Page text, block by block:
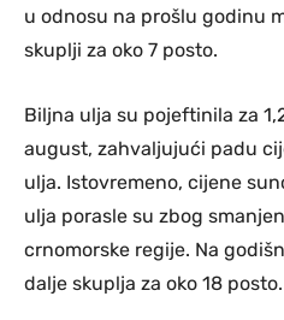
u odnosu na prošlu godinu
skuplji za oko 7 posto.
Biljna ulja su pojeftinila za
august, zahvaljujući padu
ulja. Istovremeno, cijene
ulja porasle su zbog
crnomorske regije. Na
dalje skuplja za oko 18 posto.